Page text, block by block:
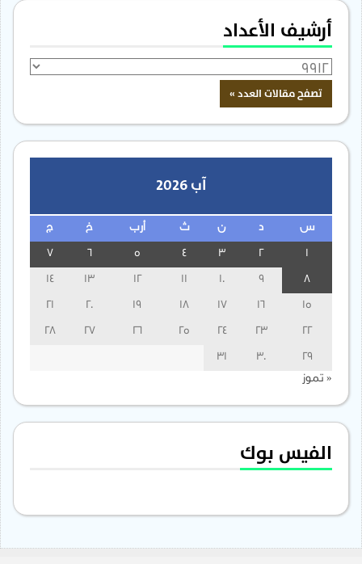
أرشيف الأعداد
آب 2026
س ن ث أرب خ ج
3
13
14
15
16
17
18
19
20
21
22
23
24
25
26
27
28
29
30
31
« تموز
الفيس بوك